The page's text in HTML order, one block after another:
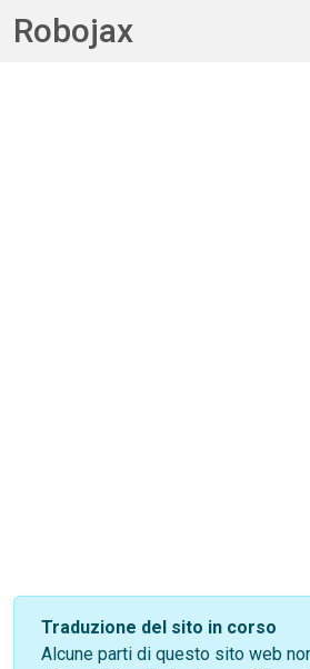
Robojax
Traduzione del sito in corso
Alcune parti di questo sito web